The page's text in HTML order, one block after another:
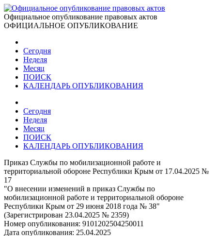
Официальное опубликование правовых актов
ОФИЦИАЛЬНОЕ ОПУБЛИКОВАНИЕ
Сегодня
Неделя
Месяц
ПОИСК
КАЛЕНДАРЬ ОПУБЛИКОВАНИЯ
Сегодня
Неделя
Месяц
ПОИСК
КАЛЕНДАРЬ ОПУБЛИКОВАНИЯ
Приказ Службы по мобилизационной работе и
территориальной обороне Республики Крым от 17.04.2025 №
17
"О внесении изменений в приказ Службы по
мобилизационной работе и территориальной обороне
Республики Крым от 29 июня 2018 года № 38"
(Зарегистрирован 23.04.2025 № 2359)
Номер опубликования: 9101202504250011
Дата опубликования: 25.04.2025